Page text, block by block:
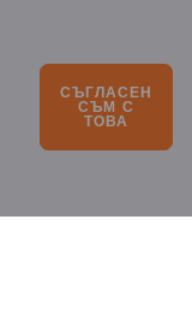
СЪГЛАСЕН
СЪМ С
ТОВА